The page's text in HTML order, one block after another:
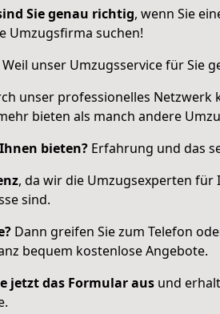
Sie genau richtig, wenn Sie
Umzugsfirma suchen!
Weil unser Umzugsservice für Sie
unser professionelles Netzwerk
bieten als manch andere
bieten? Erfahrung und das
, da wir die Umzugsexperten für
sind.
Dann greifen Sie zum Telefon
bequem kostenlose Angebote.
jetzt das Formular aus und